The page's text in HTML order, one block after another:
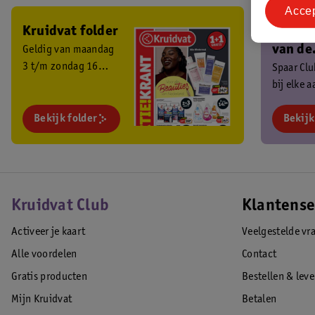
Kruidvat folder
Geldig van maandag
3 t/m zondag 16
Bekijk folder
Ben
van de
Club?
Spaar
bij elke
Kruidvat Club
Activeer je kaart
Alle voordelen
Gratis producten
Mijn Kruidvat
Veelgestelde
Contact
Bestellen &
Betalen